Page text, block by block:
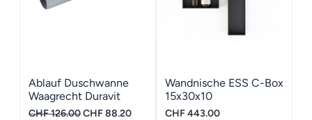
Ablauf Duschwanne
Waagrecht Duravit
Mörtelbett Stonetto
CHF126.00Ursprünglicher
CHF88.20Aktueller
Wandnische ESS C-Box
15x30x10
CHF443.00